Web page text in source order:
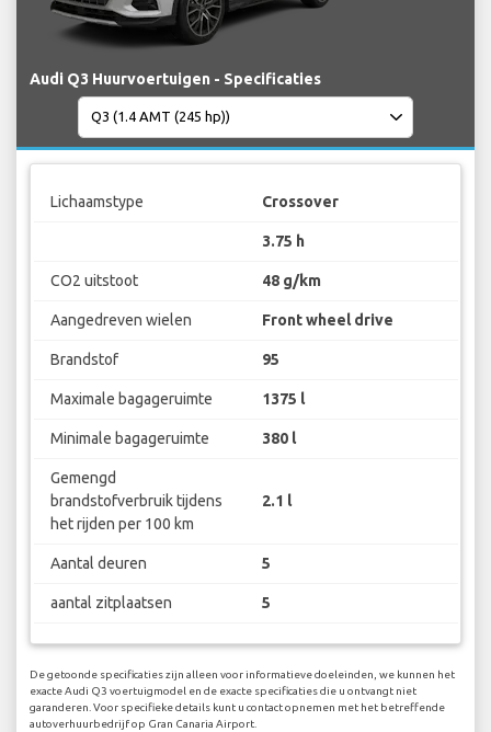
Audi Q3 Huurvoertuigen - Specificaties
Lichaamstype Crossover
3.75 h
CO2 uitstoot 48 g/km
Aangedreven wielen Front wheel drive
Brandstof 95
Maximale bagageruimte 1375 l
Minimale bagageruimte 380 l
Gemengd
brandstofverbruik tijdens
het rijden per 100 km
2.1 l
Aantal deuren 5
aantal zitplaatsen 5
De getoonde specificaties zijn alleen voor informatieve doeleinden, we kunnen het
exacte Audi Q3 voertuigmodel en de exacte specificaties die u ontvangt niet
garanderen. Voor specifieke details kunt u contact opnemen met het betreffende
autoverhuurbedrijf op Gran Canaria Airport.